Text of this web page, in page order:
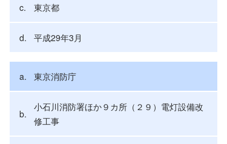
東京都
平成29年3月
東京消防庁
小石川消防署ほか９カ所（２９）電灯設備改
修工事